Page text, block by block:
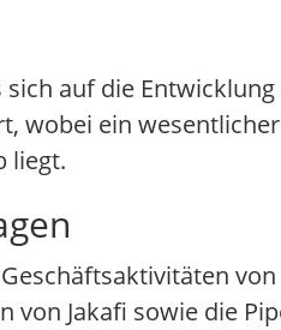
auf die
wobei ein
liegt.
Jakafi sowie die